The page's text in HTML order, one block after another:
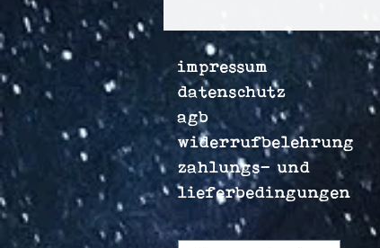
impressum
datenschutz
agb
widerrufbelehrung
zahlungs- und
lieferbedingungen